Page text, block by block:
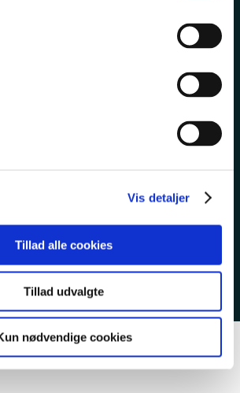
Vis detaljer
Tillad alle cookies
Tillad udvalgte
nødvendige cookies